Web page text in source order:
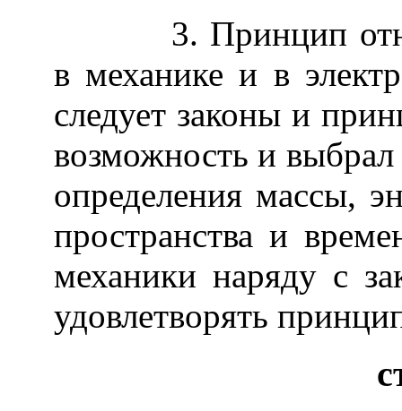
3. Принцип
в механике и в
следует законы и
возможность и
определения массы,
пространства и
механики наряду с
удовлетворять